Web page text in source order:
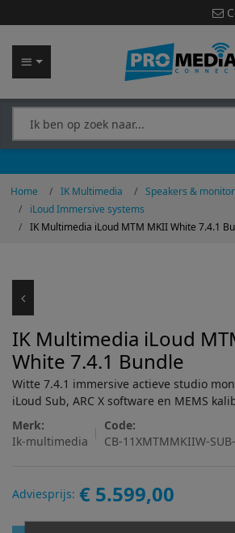
Home IK Multimedia
Speakers &
iLoud Immersive systems
IK Multimedia iLoud MTM MKII White 7.4.1
IK Multimedia iLoud
White 7.4.1 Bundle
Witte 7.4.1 immersive actieve studio
iLoud Sub, ARC X software en MEMS
Merk:
Ik-multimedia
Code:
CB-11XMTMMKIIW-
Adviesprijs: € 5.599,00